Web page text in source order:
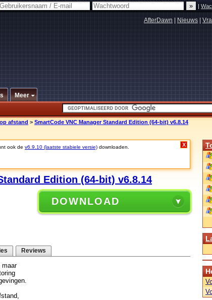
|
AfterDawn Nieuws
Meer
afstand > SmartCode VNC Manager Standard Edition (64-bit) v6.8.14
ook de v6.9.10 (laatste stabiele versie) downloaden. X
Edition (64-bit) v6.8.14
DOWNLOAD
Reviews
maar